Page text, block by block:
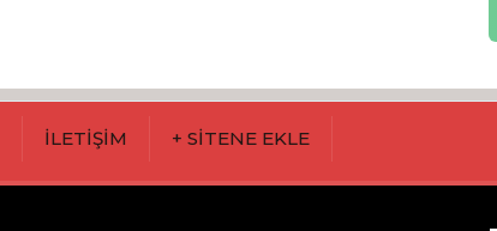
İLETİŞİM + SİTENE EKLE